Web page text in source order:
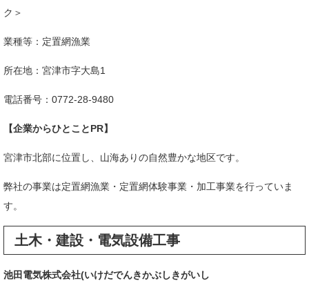
ク＞
業種等：定置網漁業
所在地：宮津市字大島1
電話番号：0772-28-9480
【企業からひとことPR】
宮津市北部に位置し、山海ありの自然豊かな地区です。
弊社の事業は定置網漁業・定置網体験事業・加工事業を行っていま
す。​
土木・建設・電気設備工事
池田電気株式会社(いけだでんきかぶしきがいし